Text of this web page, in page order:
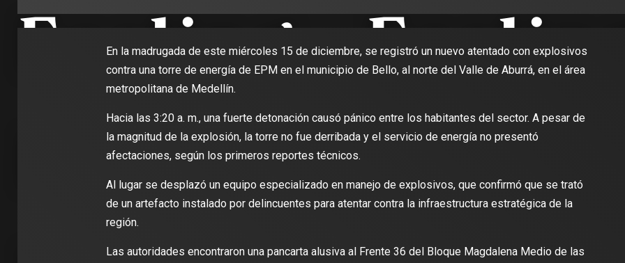
En la madrugada de este miércoles 15 de diciembre, se registró un nuevo atentado con explosivos
contra una torre de energía de EPM en el municipio de Bello, al norte del Valle de Aburrá, en el área
metropolitana de Medellín.
Hacia las 3:20 a. m., una fuerte detonación causó pánico entre los habitantes del sector. A pesar de
la magnitud de la explosión, la torre no fue derribada y el servicio de energía no presentó
afectaciones, según los primeros reportes técnicos.
Al lugar se desplazó un equipo especializado en manejo de explosivos, que confirmó que se trató
de un artefacto instalado por delincuentes para atentar contra la infraestructura estratégica de la
región.
Las autoridades encontraron una pancarta alusiva al Frente 36 del Bloque Magdalena Medio de las